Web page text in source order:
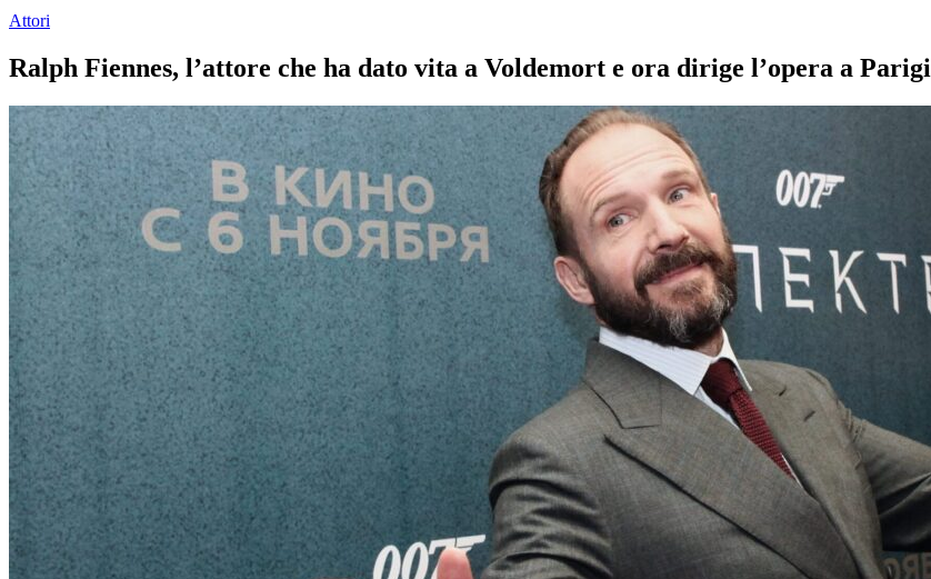
Attori
Ralph Fiennes, l’attore che ha dato vita a Voldemort e ora dirige l’opera a Parigi